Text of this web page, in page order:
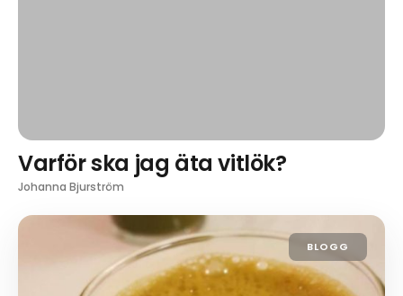
Varför ska jag äta vitlök?
Johanna Bjurström
BLOGG